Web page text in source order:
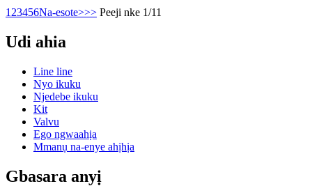
1 23456Na-esote>>> Peeji nke 1/11
Udi ahia
Line line
Nyo ikuku
Njedebe ikuku
Kit
Valvu
Ego ngwaahịa
Mmanụ na-enye ahịhịa
Gbasara anyị